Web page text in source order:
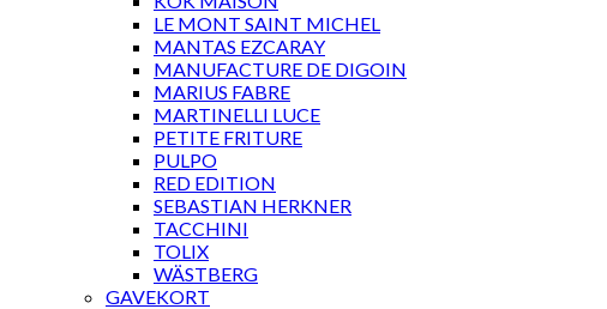
LE MONT SAINT MICHEL
MANTAS EZCARAY
MANUFACTURE DE DIGOIN
MARIUS FABRE
MARTINELLI LUCE
PETITE FRITURE
PULPO
RED EDITION
SEBASTIAN HERKNER
TACCHINI
TOLIX
WÄSTBERG
GAVEKORT